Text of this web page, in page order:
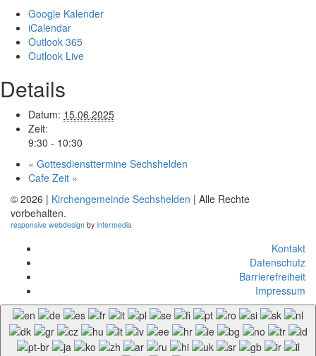
Google Kalender
iCalendar
Outlook 365
Outlook Live
Details
Datum: 15.06.2025
Zeit:
9:30 - 10:30
« Gottesdiensttermine Sechshelden
Cafe Zeit »
© 2026 | Kirchengemeinde Sechshelden | Alle Rechte
vorbehalten.
responsive webdesign by intermedia
Kontakt
Datenschutz
Barrierefreiheit
Impressum